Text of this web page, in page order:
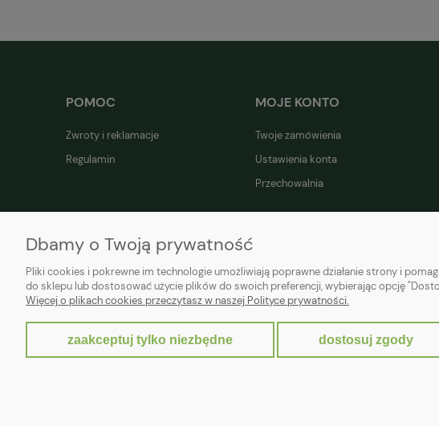
POMOC
Zwroty i reklamacje
Regulamin
MOJE KONTO
Twoje zamówienia
Ustawienia konta
Przechowalnia
Dbamy o Twoją prywatność
Pliki cookies i pokrewne im technologie umożliwiają poprawne działanie strony i
do sklepu lub dostosować użycie plików do swoich preferencji, wybierając opcję
Więcej o plikach cookies przeczytasz w naszej Polityce prywatności.
zaakceptuj tylko niezbędne dostosuj zgody